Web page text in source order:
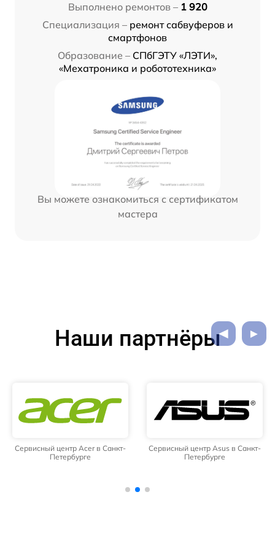
Выполнено ремонтов – 1 920
Специализация – ремонт сабвуферов и
смартфонов
Образование – СПбГЭТУ «ЛЭТИ»,
«Мехатроника и робототехника»
Вы можете ознакомиться с сертификатом
мастера
Наши партнёры
Сервисный центр Acer в Санкт-
Петербурге
Сервисный центр Asus в Санкт-
Петербурге